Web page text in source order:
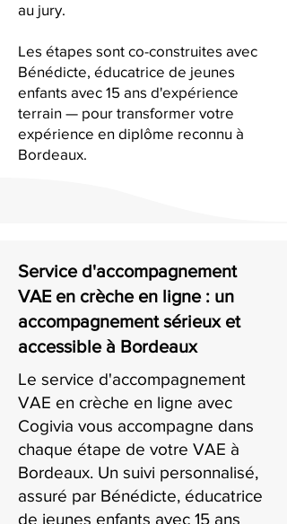
au jury.
Les étapes sont co-construites avec
Bénédicte, éducatrice de jeunes
enfants avec 15 ans d'expérience
terrain — pour transformer votre
expérience en diplôme reconnu à
Bordeaux.
Service d'accompagnement
VAE en crèche en ligne : un
accompagnement sérieux et
accessible à Bordeaux
Le service d'accompagnement
VAE en crèche en ligne avec
Cogivia vous accompagne dans
chaque étape de votre VAE à
Bordeaux. Un suivi personnalisé,
assuré par Bénédicte, éducatrice
de jeunes enfants avec 15 ans